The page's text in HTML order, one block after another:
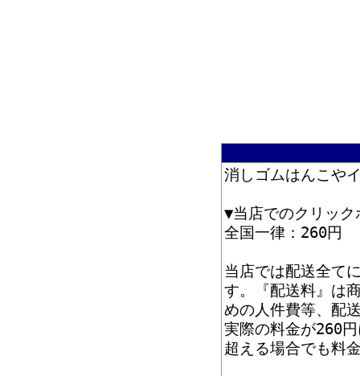
消しゴムはんこや
▼当店でのクリッ
全国一律：260円
当店では配送全て
す。『配送料』は
めの人件費等、配
実際の料金が260
超える場合でも料